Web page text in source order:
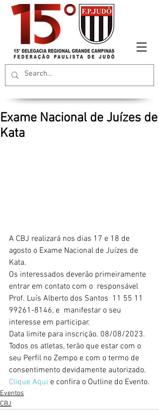
Exame Nacional de Juízes de
Kata
A CBJ realizará nos dias 17 e 18 de
agosto o Exame Nacional de Juízes de
Kata.
Os interessados deverão primeiramente
entrar em contato com o  responsável
Prof. Luís Alberto dos Santos  11 55 11
99261-8146, e  manifestar o seu
interesse em participar.
Data limite para inscrição. 08/08/2023.
Todos os atletas, terão que estar com o
seu Perfil no Zempo e com o termo de
consentimento devidamente autorizado.
Clique Aqui e confira o Outline do Evento.
Eventos
CBJ